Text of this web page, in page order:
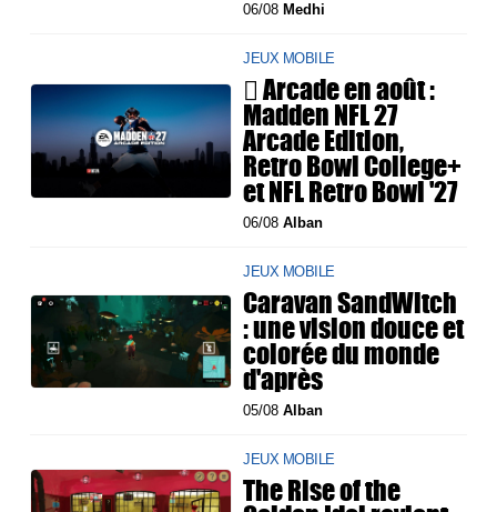
06/08 Medhi
JEUX MOBILE
 Arcade en août :
Madden NFL 27
Arcade Edition,
Retro Bowl College+
et NFL Retro Bowl '27
06/08Alban
JEUX MOBILE
Caravan SandWitch
: une vision douce et
colorée du monde
d'après
05/08Alban
JEUX MOBILE
The Rise of the